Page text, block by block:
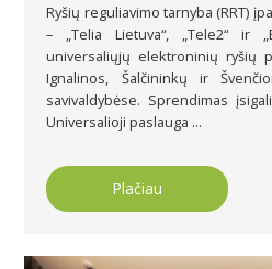
Ryšių reguliavimo tarnyba (RRT)
– „Telia Lietuva“, „Tele2“ ir
universaliųjų elektroninių ryšių
Ignalinos, Šalčininkų ir
savivaldybėse. Sprendimas
Universalioji paslauga ...
Plačiau